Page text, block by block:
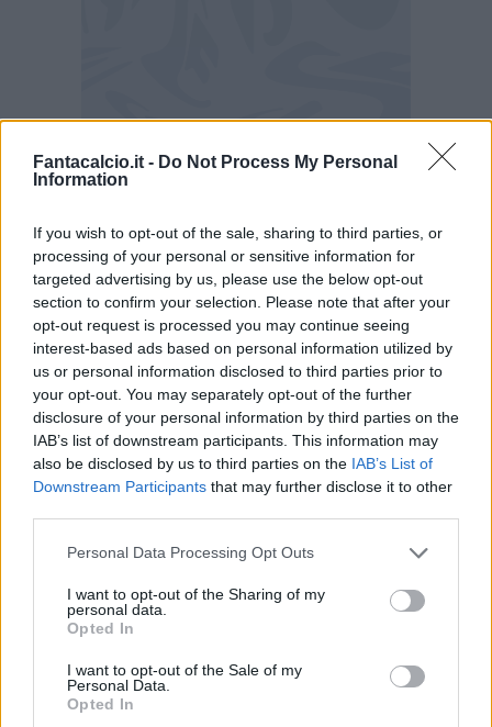
Fantacalcio.it - Do Not Process My Personal
Information
If you wish to opt-out of the sale, sharing to third parties, or
processing of your personal or sensitive information for
targeted advertising by us, please use the below opt-out
section to confirm your selection. Please note that after your
opt-out request is processed you may continue seeing
interest-based ads based on personal information utilized by
us or personal information disclosed to third parties prior to
your opt-out. You may separately opt-out of the further
disclosure of your personal information by third parties on the
IAB’s list of downstream participants. This information may
also be disclosed by us to third parties on the IAB’s List of
Downstream Participants that may further disclose it to other
Personal Data Processing Opt Outs
I want to opt-out of the Sharing of my
personal data.
Opted In
I want to opt-out of the Sale of my
Personal Data.
Opted In
Napoli, non solo Murillo: occhi su Kilman
Il Napoli sta quindi per chiudere presto un
colpo in difesa. Gli azzurri devono sostituire
Kim, che ha firmato con il Bayern Monaco, e
sono sulle tracce di Murillo. Oltre al difensore
brasiliano, come vi abbiamo raccontato negli
ultimi giorni, al club azzurro continua a piacere
Kilman del Wolverhampton.Si tratta però di una
in considerazione offerte sotto i
contratto sino al 2026 con un’opzione per un
ulteriore anno di contratto ed è reduce da
un'ottima stagione nel campionato inglese.
Si tratta comunque di un profilo che piace molto